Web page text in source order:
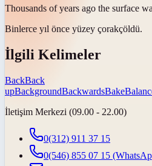
Thousands of years ago the surface
Binlerce yıl önce yüzey çorakçöldü.
İlgili Kelimeler
BackBack
upBackgroundBackwardsBake
İletişim Merkezi (09.00 - 22.00)
0(312) 911 37 15
0(546) 855 07 15